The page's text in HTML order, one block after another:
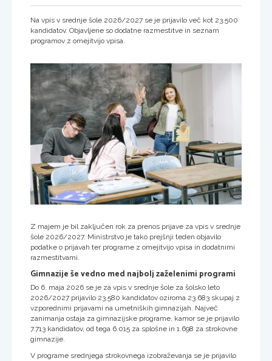
Na vpis v srednje šole 2026/2027 se je prijavilo več kot 23.500
kandidatov. Objavljene so dodatne razmestitve in seznam
programov z omejitvijo vpisa.
Z majem je bil zaključen rok za prenos prijave za vpis v srednje
šole 2026/2027. Ministrstvo je tako prejšnji teden objavilo
podatke o prijavah ter programe z omejitvijo vpisa in dodatnimi
razmestitvami.
Gimnazije še vedno med najbolj zaželenimi programi
Do 6. maja 2026 se je za vpis v srednje šole za šolsko leto
2026/2027 prijavilo 23.580 kandidatov oziroma 23.683 skupaj z
vzporednimi prijavami na umetniških gimnazijah. Največ
zanimanja ostaja za gimnazijske programe, kamor se je prijavilo
7.713 kandidatov, od tega 6.015 za splošne in 1.698 za strokovne
gimnazije.
V programe srednjega strokovnega izobraževanja se je prijavilo